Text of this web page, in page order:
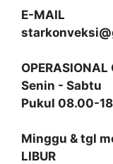
E-MAIL
OPERASIONAL
Senin - Sabtu
Pukul 08.00-
Minggu & tgl
LIBUR